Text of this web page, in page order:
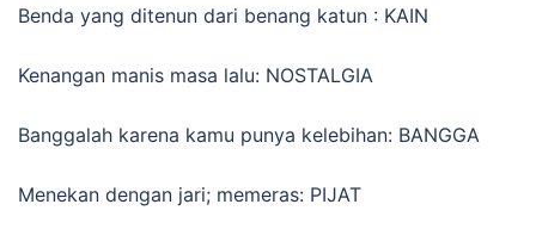
Benda yang ditenun dari benang katun : KAIN
Kenangan manis masa lalu: NOSTALGIA
Banggalah karena kamu punya kelebihan: BANGGA
Menekan dengan jari; memeras: PIJAT